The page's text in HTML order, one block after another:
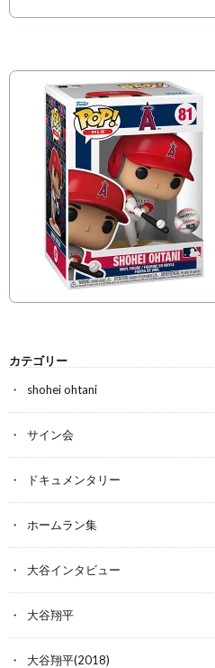
カテゴリー
shohei ohtani
サイン会
ドキュメンタリー
ホームラン集
大谷インタビュー
大谷翔平
大谷翔平(2018)